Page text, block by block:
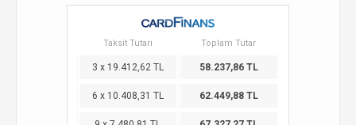
Taksit Tutarı Toplam Tutar
3 x 19.412,62 TL 58.237,86 TL
6 x 10.408,31 TL 62.449,88 TL